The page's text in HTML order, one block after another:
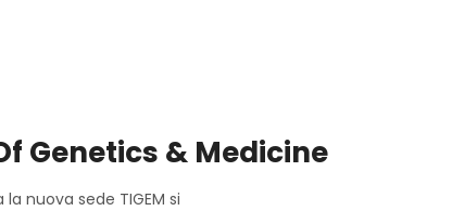
Genetics & Medicine
nuova sede TIGEM si